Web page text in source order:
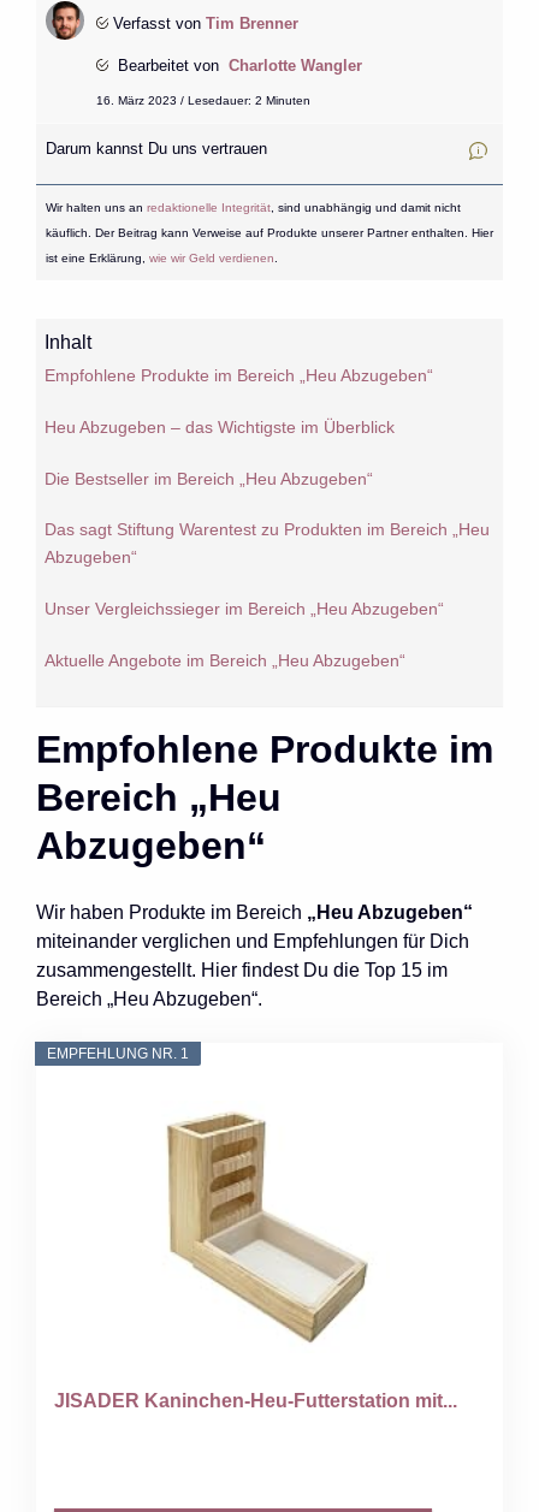
Verfasst von Tim Brenner
Bearbeitet von Charlotte Wangler
16. März 2023 / Lesedauer: 2 Minuten
Darum kannst Du uns vertrauen
Wir halten uns an redaktionelle Integrität, sind unabhängig und damit nicht
käuflich. Der Beitrag kann Verweise auf Produkte unserer Partner enthalten. Hier
ist eine Erklärung, wie wir Geld verdienen
Inhalt
Empfohlene Produkte im Bereich „Heu Abzugeben“
Heu Abzugeben – das Wichtigste im Überblick
Die Bestseller im Bereich „Heu Abzugeben“
Das sagt Stiftung Warentest zu Produkten im Bereich „Heu
Abzugeben“
Unser Vergleichssieger im Bereich „Heu Abzugeben“
Aktuelle Angebote im Bereich „Heu Abzugeben“
Empfohlene Produkte im
Bereich „Heu
Abzugeben“
Wir haben Produkte im Bereich „Heu Abzugeben“
miteinander verglichen und Empfehlungen für Dich
zusammengestellt. Hier findest Du die Top 15 im
Bereich „Heu Abzugeben“.
EMPFEHLUNG NR. 1
JISADER Kaninchen-Heu-Futterstation mit...